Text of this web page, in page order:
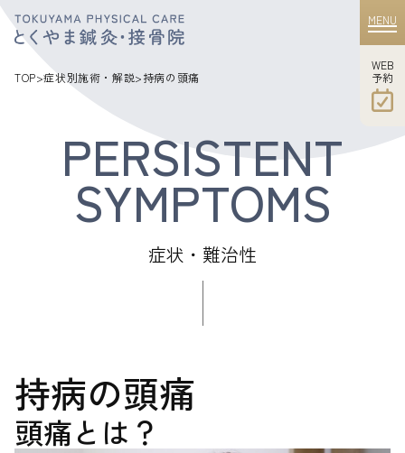
MENU
WEB
​​​​​​​予約
TOP>症状別施術・解説>持病の頭痛
症状・難治性
持病の頭痛
頭痛とは？